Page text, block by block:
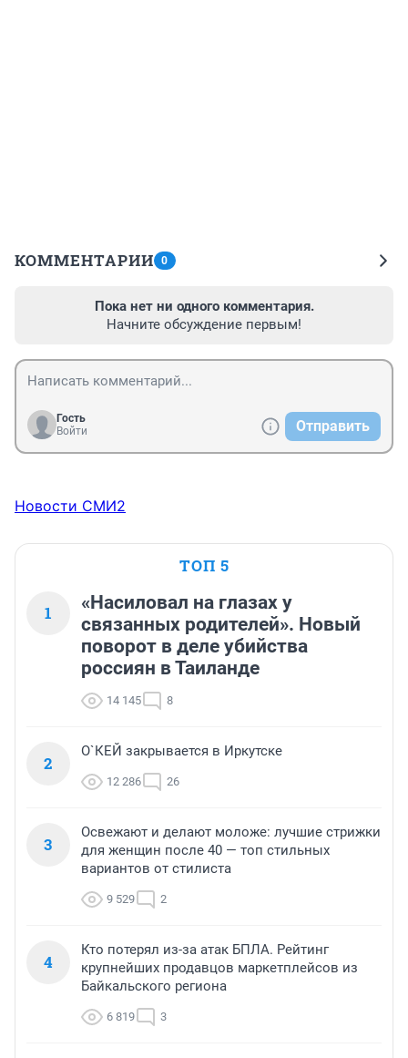
КОММЕНТАРИИ 0
Пока нет ни одного комментария.
Начните обсуждение первым!
Гость
Войти
Отправить
Новости СМИ2
ТОП 5
1
«Насиловал на глазах у
связанных родителей». Новый
поворот в деле убийства
россиян в Таиланде
14 145 8
2
О`КЕЙ закрывается в Иркутске
12 286 26
3
Освежают и делают моложе: лучшие стрижки
для женщин после 40 — топ стильных
вариантов от стилиста
9 529 2
4
Кто потерял из-за атак БПЛА. Рейтинг
крупнейших продавцов маркетплейсов из
Байкальского региона
6 819 3